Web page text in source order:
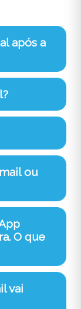
após a
ou
O que
vai